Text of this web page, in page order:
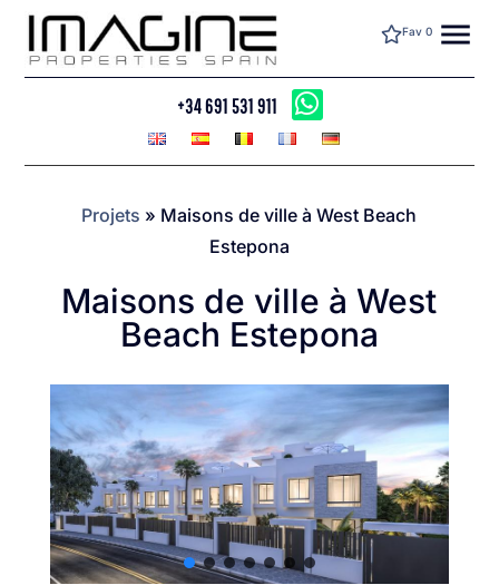
+34 691 531 911
menu
Fav 0
Projets » Maisons de ville à West Beach
Estepona
Maisons de ville à West
Beach Estepona